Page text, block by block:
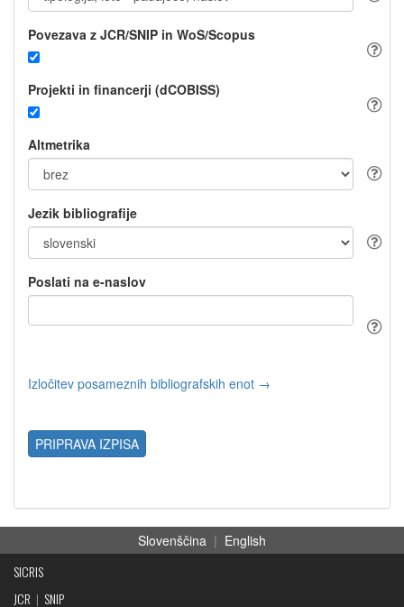
Povezava z JCR/SNIP in WoS/Scopus
Projekti in financerji (dCOBISS)
Altmetrika
Jezik bibliografije
Poslati na e-naslov
Izločitev posameznih bibliografskih enot →
PRIPRAVA IZPISA
Slovenščina | English
SICRIS
JCR | SNIP